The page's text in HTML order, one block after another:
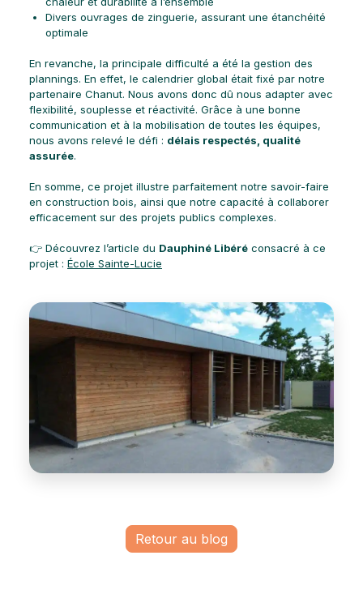
Divers ouvrages de zinguerie, assurant une étanchéité
optimale
En revanche, la principale difficulté a été la gestion des
plannings. En effet, le calendrier global était fixé par notre
partenaire Chanut. Nous avons donc dû nous adapter avec
flexibilité, souplesse et réactivité. Grâce à une bonne
communication et à la mobilisation de toutes les équipes,
nous avons relevé le défi : délais respectés, qualité
assurée.
En somme, ce projet illustre parfaitement notre savoir-faire
en construction bois, ainsi que notre capacité à collaborer
efficacement sur des projets publics complexes.
👉 Découvrez l’article du Dauphiné Libéré consacré à ce
projet : École Sainte-Lucie
Retour au blog